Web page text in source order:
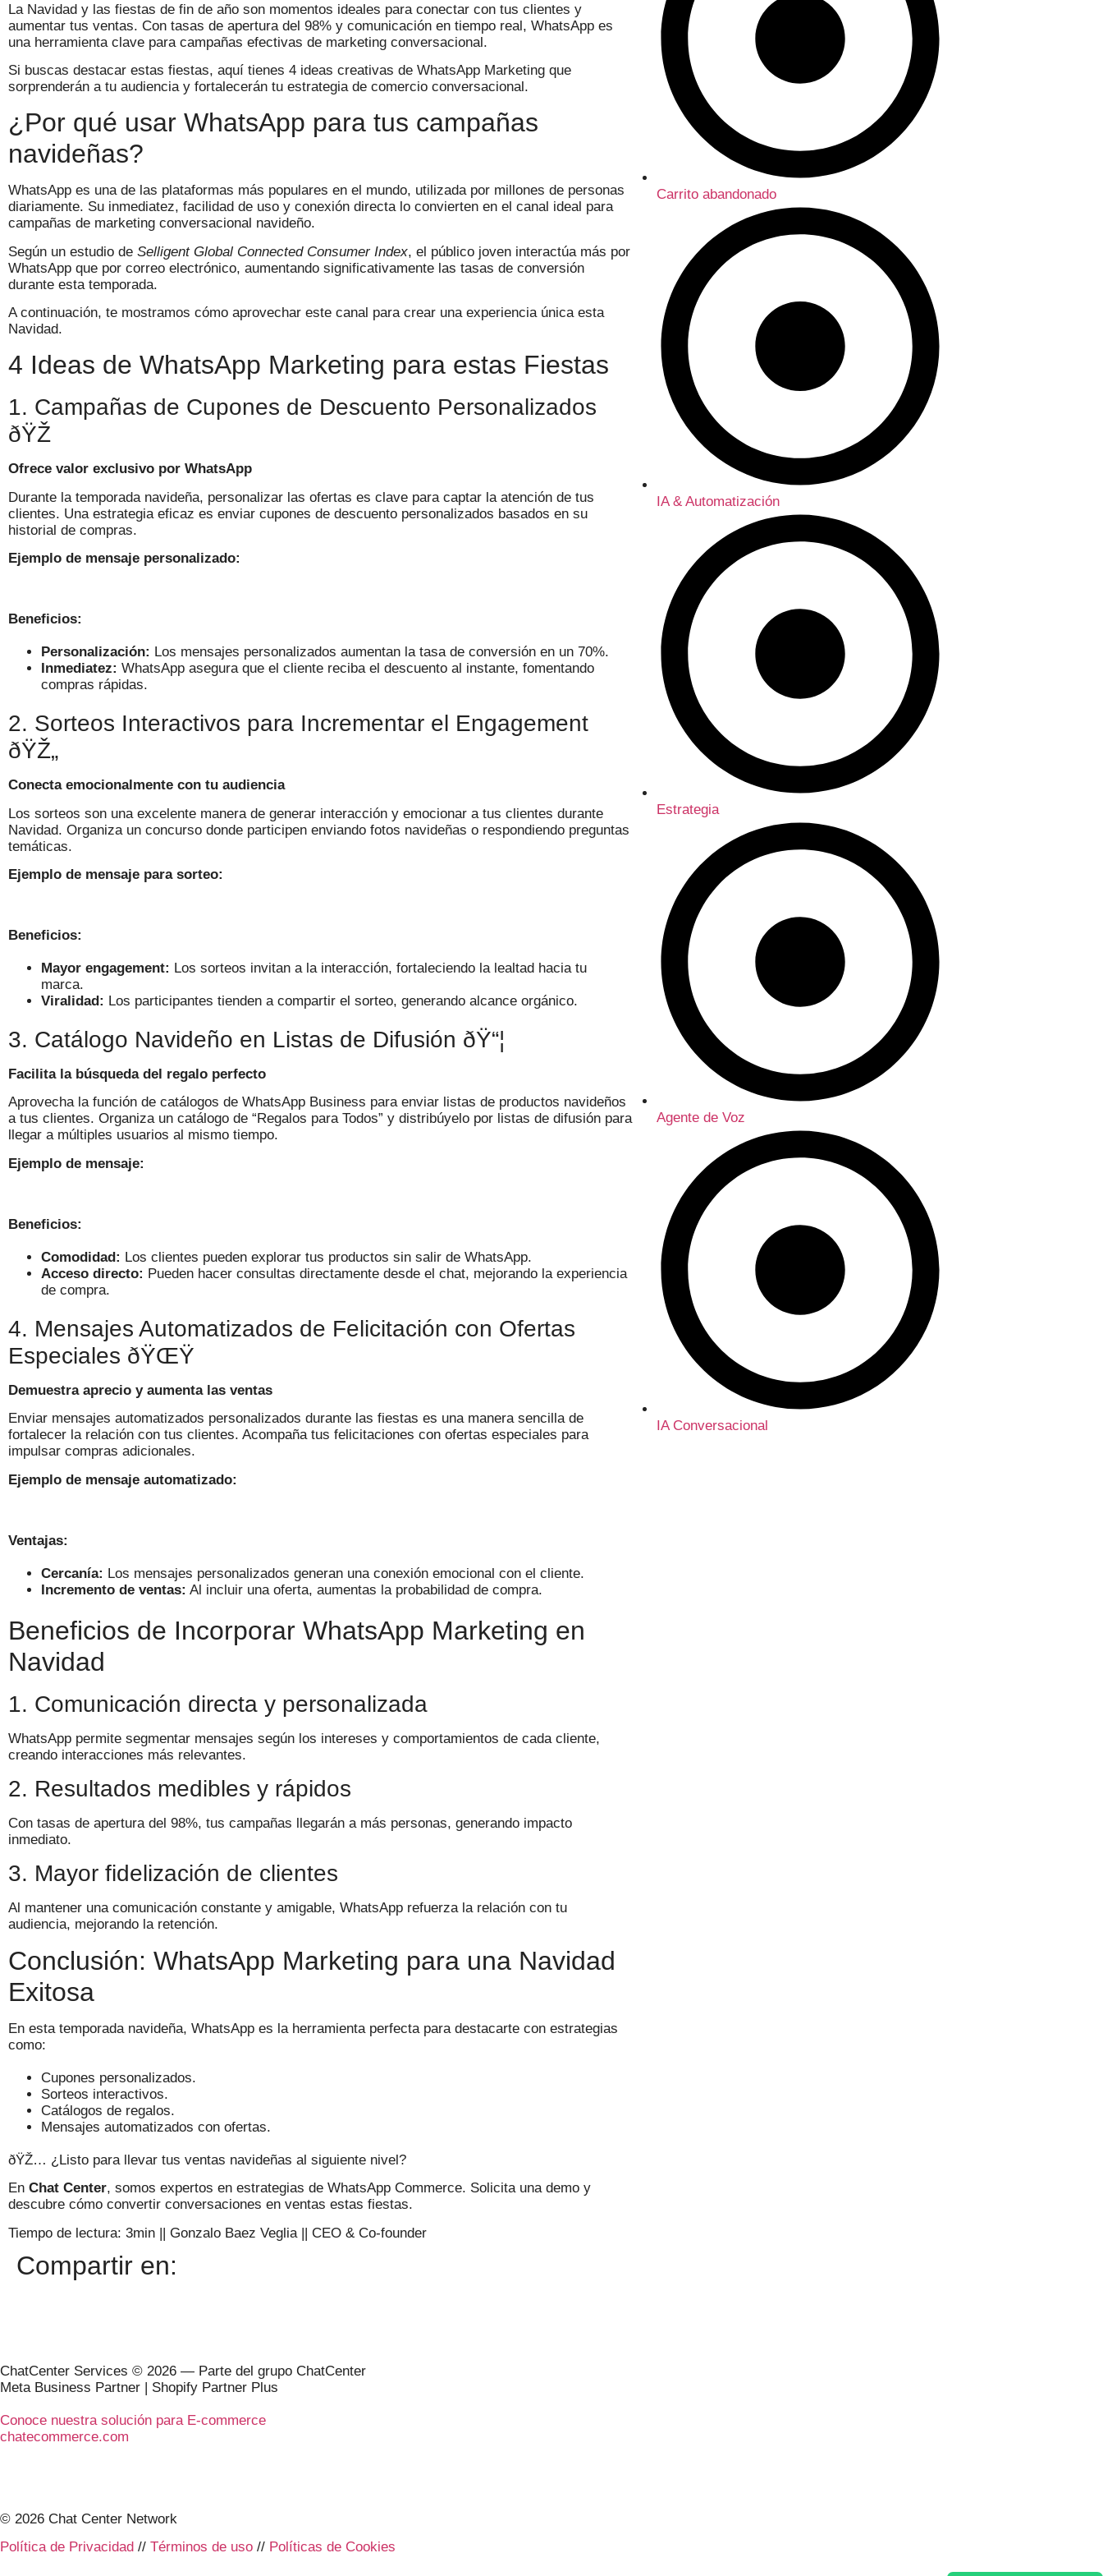
La Navidad y las fiestas de fin de año son momentos ideales para conectar con tus clientes y
aumentar tus ventas. Con tasas de apertura del 98% y comunicación en tiempo real, WhatsApp es
una herramienta clave para campañas efectivas de marketing conversacional.
Si buscas destacar estas fiestas, aquí tienes 4 ideas creativas de WhatsApp Marketing que
sorprenderán a tu audiencia y fortalecerán tu estrategia de comercio conversacional.
¿Por qué usar WhatsApp para tus campañas
navideñas?
WhatsApp es una de las plataformas más populares en el mundo, utilizada por millones de personas
diariamente. Su inmediatez, facilidad de uso y conexión directa lo convierten en el canal ideal para
campañas de marketing conversacional navideño.
Según un estudio de Selligent Global Connected Consumer Index, el público joven interactúa más por
WhatsApp que por correo electrónico, aumentando significativamente las tasas de conversión
durante esta temporada.
A continuación, te mostramos cómo aprovechar este canal para crear una experiencia única esta
Navidad.
4 Ideas de WhatsApp Marketing para estas Fiestas
1. Campañas de Cupones de Descuento Personalizados
ðŸŽ
Ofrece valor exclusivo por WhatsApp
Durante la temporada navideña, personalizar las ofertas es clave para captar la atención de tus
clientes. Una estrategia eficaz es enviar cupones de descuento personalizados basados en su
historial de compras.
Ejemplo de mensaje personalizado:
Beneficios:
Personalización: Los mensajes personalizados aumentan la tasa de conversión en un 70%.
Inmediatez: WhatsApp asegura que el cliente reciba el descuento al instante, fomentando
compras rápidas.
2. Sorteos Interactivos para Incrementar el Engagement
ðŸŽ„
Conecta emocionalmente con tu audiencia
Los sorteos son una excelente manera de generar interacción y emocionar a tus clientes durante
Navidad. Organiza un concurso donde participen enviando fotos navideñas o respondiendo preguntas
temáticas.
Ejemplo de mensaje para sorteo:
Beneficios:
Mayor engagement: Los sorteos invitan a la interacción, fortaleciendo la lealtad hacia tu
marca.
Viralidad: Los participantes tienden a compartir el sorteo, generando alcance orgánico.
3. Catálogo Navideño en Listas de Difusión ðŸ“¦
Facilita la búsqueda del regalo perfecto
Aprovecha la función de catálogos de WhatsApp Business para enviar listas de productos navideños
a tus clientes. Organiza un catálogo de “Regalos para Todos” y distribúyelo por listas de difusión para
llegar a múltiples usuarios al mismo tiempo.
Ejemplo de mensaje:
Beneficios:
Comodidad: Los clientes pueden explorar tus productos sin salir de WhatsApp.
Acceso directo: Pueden hacer consultas directamente desde el chat, mejorando la experiencia
de compra.
4. Mensajes Automatizados de Felicitación con Ofertas
Especiales ðŸŒŸ
Demuestra aprecio y aumenta las ventas
Enviar mensajes automatizados personalizados durante las fiestas es una manera sencilla de
fortalecer la relación con tus clientes. Acompaña tus felicitaciones con ofertas especiales para
impulsar compras adicionales.
Ejemplo de mensaje automatizado:
Ventajas:
Cercanía: Los mensajes personalizados generan una conexión emocional con el cliente.
Incremento de ventas: Al incluir una oferta, aumentas la probabilidad de compra.
Beneficios de Incorporar WhatsApp Marketing en
Navidad
1. Comunicación directa y personalizada
WhatsApp permite segmentar mensajes según los intereses y comportamientos de cada cliente,
creando interacciones más relevantes.
2. Resultados medibles y rápidos
Con tasas de apertura del 98%, tus campañas llegarán a más personas, generando impacto
inmediato.
3. Mayor fidelización de clientes
Al mantener una comunicación constante y amigable, WhatsApp refuerza la relación con tu
audiencia, mejorando la retención.
Conclusión: WhatsApp Marketing para una Navidad
Exitosa
En esta temporada navideña, WhatsApp es la herramienta perfecta para destacarte con estrategias
como:
Cupones personalizados.
Sorteos interactivos.
Catálogos de regalos.
Mensajes automatizados con ofertas.
ðŸŽ… ¿Listo para llevar tus ventas navideñas al siguiente nivel?
En Chat Center, somos expertos en estrategias de WhatsApp Commerce. Solicita una demo y
descubre cómo convertir conversaciones en ventas estas fiestas.
Tiempo de lectura: 3min || Gonzalo Baez Veglia || CEO & Co-founder
Compartir en:
Carrito abandonado
IA & Automatización
Estrategia
Agente de Voz
IA Conversacional
ChatCenter Services © 2026 — Parte del grupo ChatCenter
Meta Business Partner | Shopify Partner Plus
Conoce nuestra solución para E-commerce
chatecommerce.com
© 2026 Chat Center Network
Política de Privacidad // Términos de uso // Políticas de Cookies